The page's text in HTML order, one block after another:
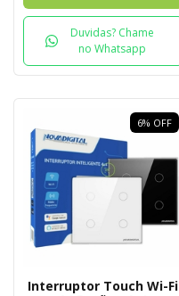
Duvidas? Chame
no Whatsapp
6% OFF
Interruptor Touch Wi-Fi